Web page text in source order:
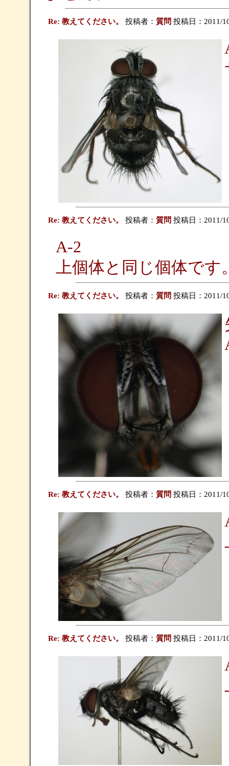
Re: 教えてください。 投稿者： 質問 投稿日：2011/
Re: 教えてください。 投稿者： 質問 投稿日：2011/
A-2
上個体と同じ個体です
Re: 教えてください。 投稿者： 質問 投稿日：2011/
Re: 教えてください。 投稿者： 質問 投稿日：2011/
Re: 教えてください。 投稿者： 質問 投稿日：2011/